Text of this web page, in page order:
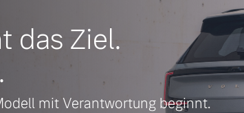
das Ziel.
mit Verantwortung beginnt.